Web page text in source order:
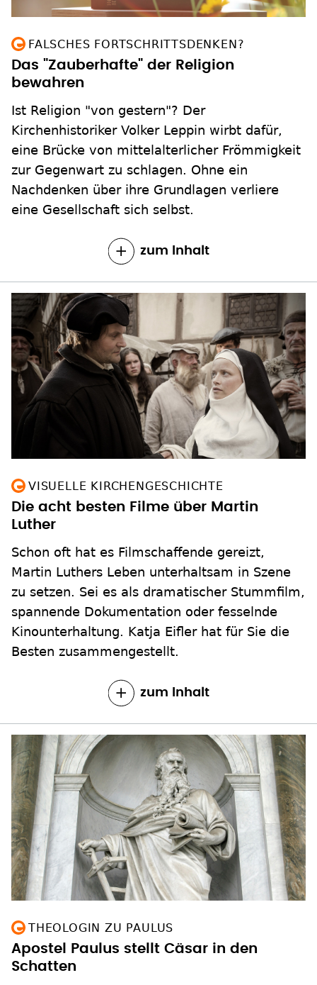
FALSCHES FORTSCHRITTSDENKEN?
Das "Zauberhafte" der Religion
bewahren
Ist Religion "von gestern"? Der
Kirchenhistoriker Volker Leppin wirbt dafür,
eine Brücke von mittelalterlicher Frömmigkeit
zur Gegenwart zu schlagen. Ohne ein
Nachdenken über ihre Grundlagen verliere
eine Gesellschaft sich selbst.
zum Inhalt
VISUELLE KIRCHENGESCHICHTE
Die acht besten Filme über Martin
Luther
Schon oft hat es Filmschaffende gereizt,
Martin Luthers Leben unterhaltsam in Szene
zu setzen. Sei es als dramatischer Stummfilm,
spannende Dokumentation oder fesselnde
Kinounterhaltung. Katja Eifler hat für Sie die
Besten zusammengestellt.
zum Inhalt
THEOLOGIN ZU PAULUS
Apostel Paulus stellt Cäsar in den
Schatten